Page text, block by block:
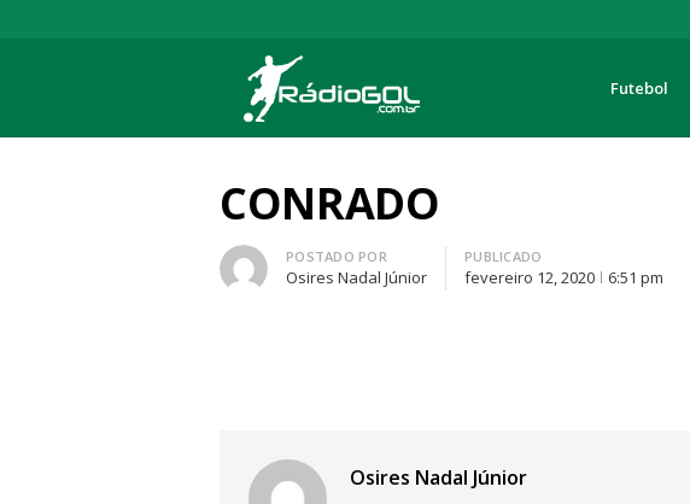
Rádio Gol
Há mais de 20 anos com as melhores coberturas
Futebol
CONRADO
Autor
POSTADO POR
Osires Nadal Júnior
PUBLICADO
fevereiro 12, 2020 6:51 pm
Osires Nadal Júnior